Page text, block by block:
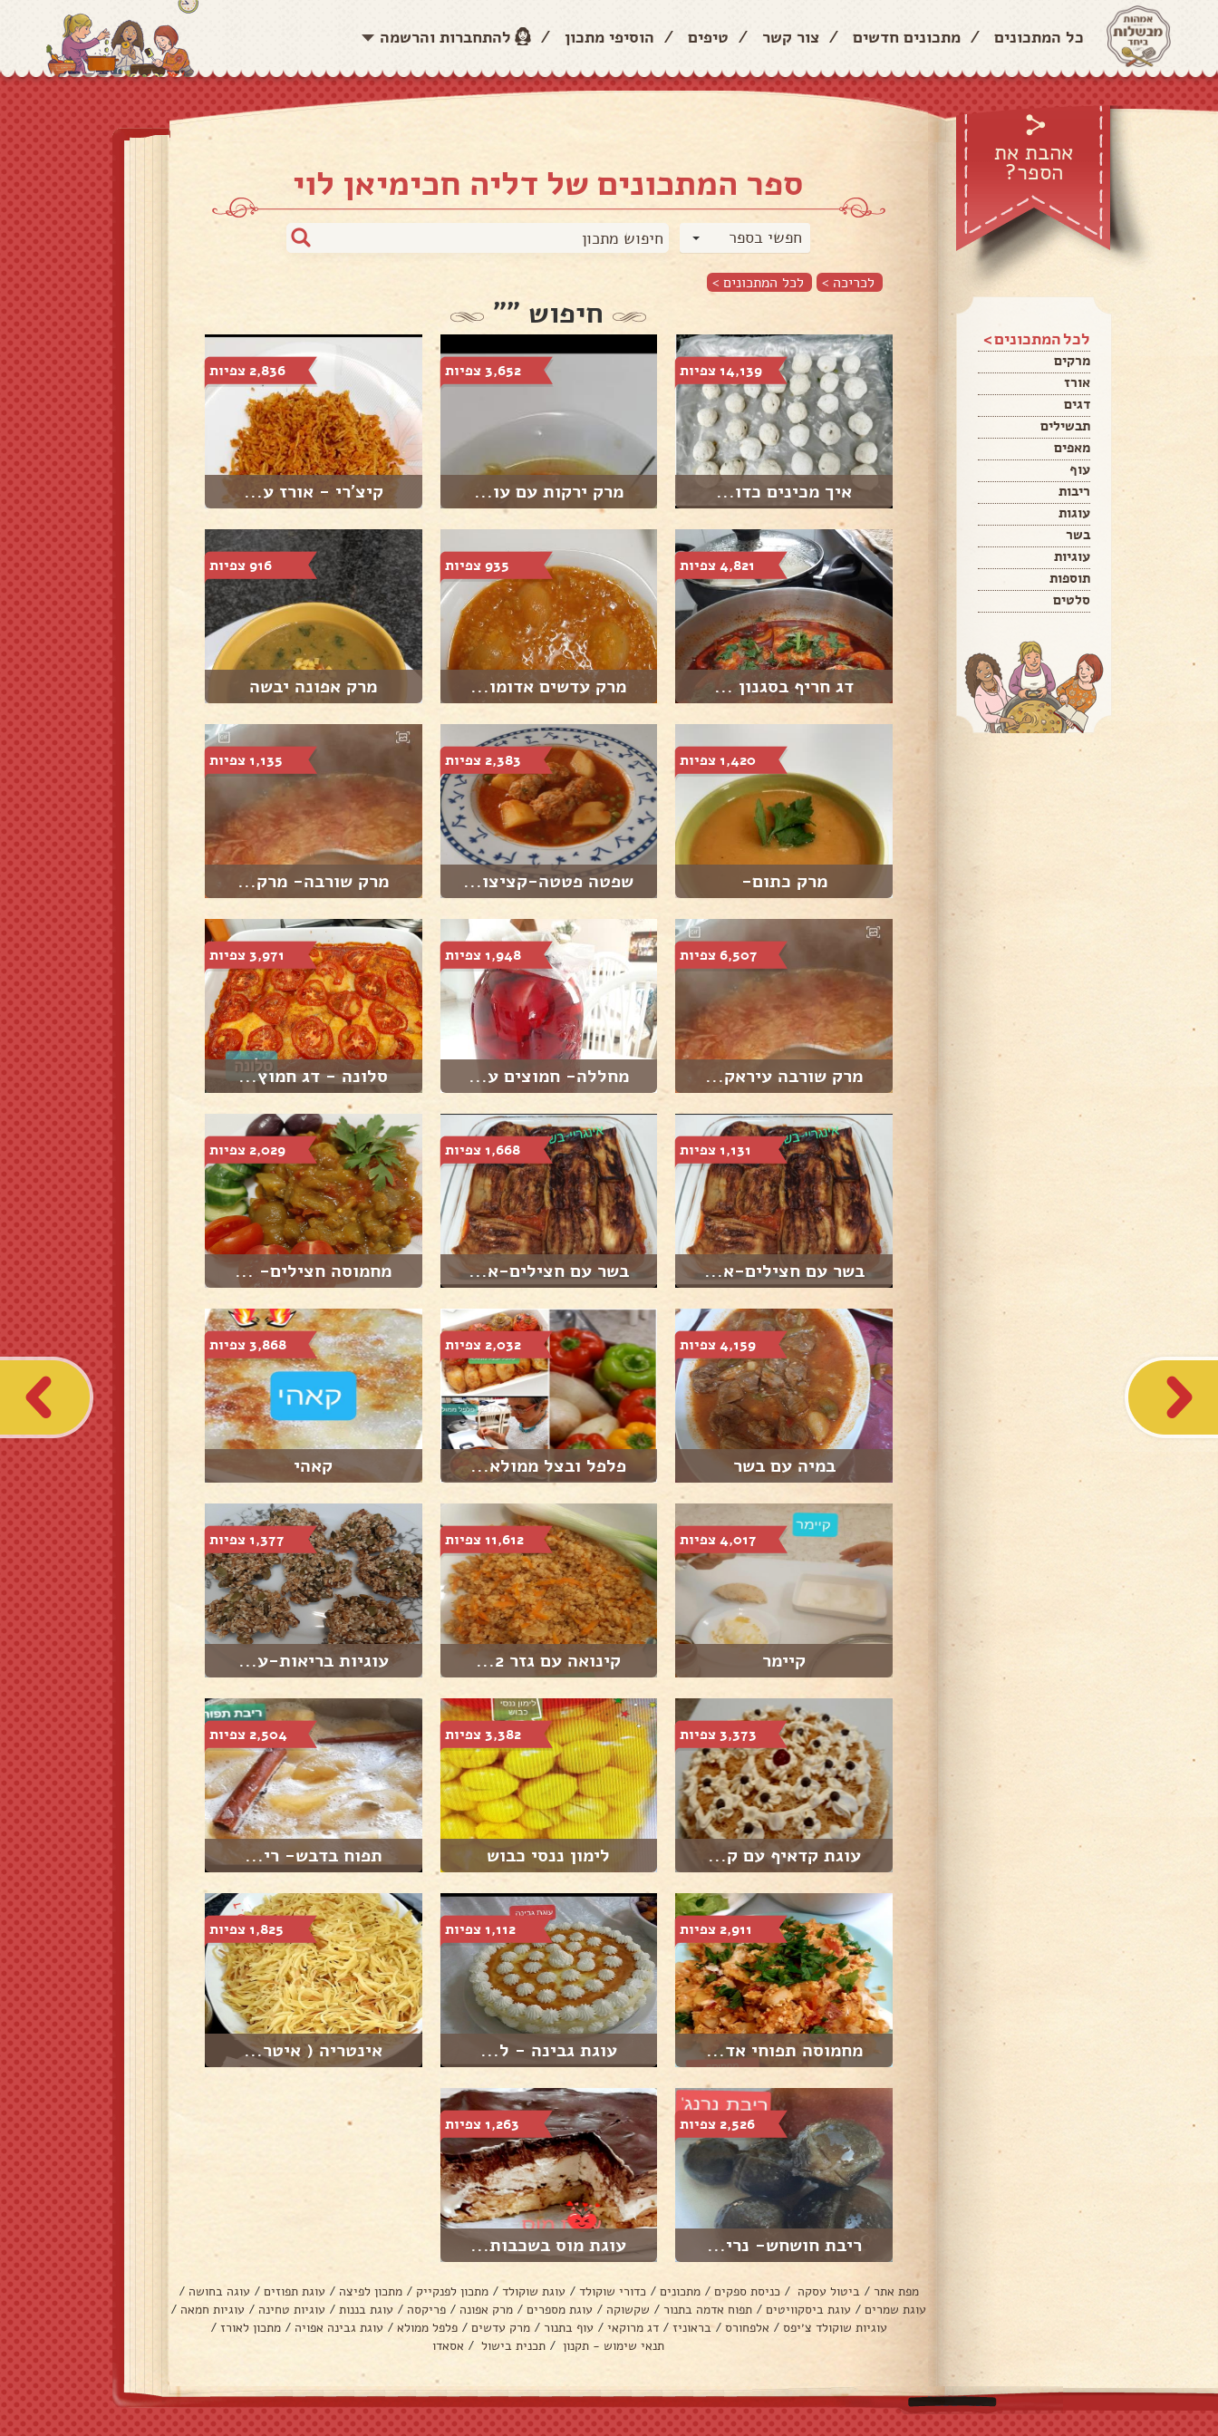
כל המתכונים / מתכונים חדשים / צור קשר / טיפים / הוסיפי מתכון / להתחברות והרשמה
אהבת את
הספר?
לכל המתכונים >
מרקים
אורז
דגים
תבשילים
מאפים
עוף
ריבות
עוגות
בשר
עוגיות
תוספות
סלטים
ספר המתכונים של דליה חכימיאן לוי
חפשי בספר
לכריכה > לכל המתכונים >
חיפוש ""
14,139 צפיות
איך מכינים כדו...
3,652 צפיות
מרק ירקות עם עו...
2,836 צפיות
קיצ'רי - אורז ע...
4,821 צפיות
דג חריף בסגנון ...
935 צפיות
מרק עדשים אדומו...
916 צפיות
מרק אפונה יבשה
1,420 צפיות
מרק כתום-
2,383 צפיות
שפטה פטטה-קציצו...
1,135 צפיות
מרק שורבה- מרק...
6,507 צפיות
מרק שורבה עיראק...
1,948 צפיות
מחללה- חמוצים ע...
3,971 צפיות
סלונה - דג חמוץ...
1,131 צפיות
בשר עם חצילים-א...
1,668 צפיות
בשר עם חצילים-א...
2,029 צפיות
מחמוסה חצילים- ...
4,159 צפיות
במיה עם בשר
2,032 צפיות
פלפל ובצל ממולא...
3,868 צפיות
קאהי
4,017 צפיות
קיימר
11,612 צפיות
קינואה עם גזר 2...
1,377 צפיות
עוגיות בריאות-ע...
3,373 צפיות
עוגת קדאיף עם ק...
3,382 צפיות
לימון ננסי כבוש
2,504 צפיות
תפוח בדבש- רי...
2,911 צפיות
מחמוסה תפוחי אד...
1,112 צפיות
עוגת גבינה - ל...
1,825 צפיות
אינטריה ( איטר...
2,526 צפיות
ריבת חושחש- נרי...
1,263 צפיות
עוגת מוס בשכבות...
מפת אתר / ביטול עסקה / כניסת ספקים / מתכונים / כדורי שוקולד / עוגת שוקולד / מתכון לפנקייק / מתכון לפיצה / עוגת תפוזים / עוגה בחושה /
עוגת שמרים / עוגת ביסקוויטים / תפוח אדמה בתנור / שקשוקה / עוגת מספרים / מרק אפונה / פריקסה / עוגת בננות / עוגיות טחינה / עוגיות חמאה /
עוגיות שוקולד צ׳יפס / אלפחורס / בראוניז / דג מרוקאי / עוף בתנור / מרק עדשים / פלפל ממולא / עוגת גבינה אפויה / מתכון לאורז /
תנאי שימוש - תקנון / תכנית בישול / אסאדו